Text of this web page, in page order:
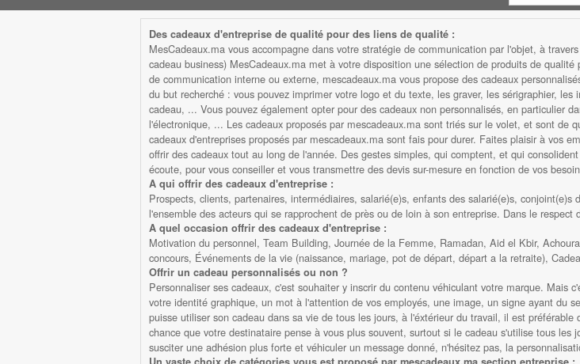
Des cadeaux d'entreprise de qualité pour des liens de qualité :
MesCadeaux.ma vous accompagne dans votre stratégie de communication par l'objet, à
cadeau business) MesCadeaux.ma met à votre disposition une sélection de produits de
de communication interne ou externe, mescadeaux.ma vous propose des cadeaux
du but recherché : vous pouvez imprimer votre logo et du texte, les graver, les sérigraphier,
cadeau, ... Vous pouvez également opter pour des cadeaux non personnalisés, en particulier
l'électronique, ... Les cadeaux proposés par mescadeaux.ma sont triés sur le volet, et sont
cadeaux d'entreprises proposés par mescadeaux.ma sont fais pour durer. Faites plaisir à vos
offrir des cadeaux tout au long de l'année. Des gestes simples, qui comptent, et qui
écoute, pour vous conseiller et vous transmettre des devis sur-mesure en fonction de vos
A qui offrir des cadeaux d'entreprise :
Prospects, clients, partenaires, intermédiaires, salarié(e)s, enfants des salarié(e)s,
l'ensemble des acteurs qui se rapprochent de près ou de loin à son entreprise. Dans le respect
A quel occasion offrir des cadeaux d'entreprise :
Motivation du personnel, Team Building, Journée de la Femme, Ramadan, Aid el Kbir,
concours, Événements de la vie (naissance, mariage, pot de départ, départ a la retraite),
Offrir un cadeau personnalisés ou non ?
Personnaliser ses cadeaux, c'est souhaiter y inscrir du contenu véhiculant votre marque. Mais
votre identité graphique, un mot à l'attention de vos employés, une image, un signe ayant du
puisse utiliser son cadeau dans sa vie de tous les jours, à l'éxtérieur du travail, il est
chance que votre destinataire pense à vous plus souvent, surtout si le cadeau s'utilise tous
susciter une adhésion plus forte et véhiculer un message donné, n'hésitez pas, la